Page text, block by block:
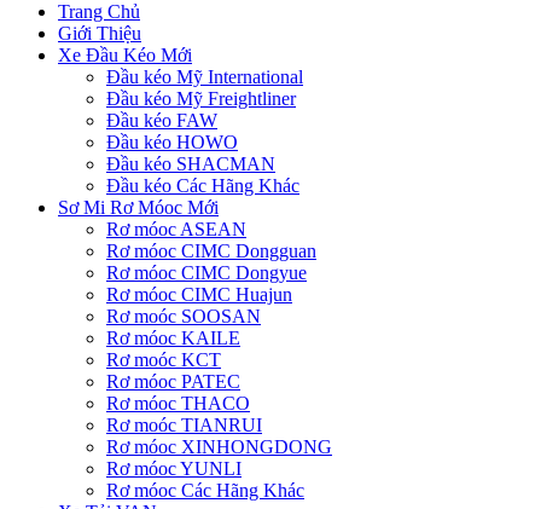
Trang Chủ
Giới Thiệu
Xe Đầu Kéo Mới
Đầu kéo Mỹ International
Đầu kéo Mỹ Freightliner
Đầu kéo FAW
Đầu kéo HOWO
Đầu kéo SHACMAN
Đầu kéo Các Hãng Khác
Sơ Mi Rơ Móoc Mới
Rơ móoc ASEAN
Rơ móoc CIMC Dongguan
Rơ móoc CIMC Dongyue
Rơ móoc CIMC Huajun
Rơ moóc SOOSAN
Rơ móoc KAILE
Rơ moóc KCT
Rơ móoc PATEC
Rơ móoc THACO
Rơ moóc TIANRUI
Rơ móoc XINHONGDONG
Rơ móoc YUNLI
Rơ móoc Các Hãng Khác